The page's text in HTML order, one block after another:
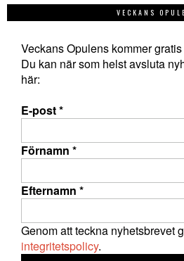
VECKANS
Veckans Opulens kommer
Du kan när som helst avsluta
här:
E-post*
Förnamn *
Efternamn *
Genom att teckna nyhetsbrevet
integritetspolicy.